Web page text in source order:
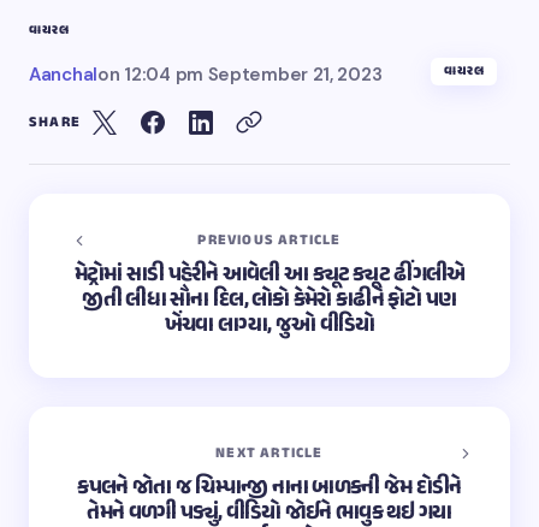
વાયરલ
Aanchalon 12:04 pm September 21, 2023 વાયરલ
SHARE
PREVIOUS ARTICLE
મેટ્રોમાં સાડી પહેરીને આવેલી આ ક્યૂટ ક્યૂટ ઢીંગલીએ
જીતી લીધા સૌના દિલ, લોકો કેમેરો કાઢીને ફોટો પણ
ખેંચવા લાગ્યા, જુઓ વીડિયો
NEXT ARTICLE
કપલને જોતા જ ચિમ્પાન્જી નાના બાળકની જેમ દોડીને
તેમને વળગી પડ્યું, વીડિયો જોઈને ભાવુક થઇ ગયા